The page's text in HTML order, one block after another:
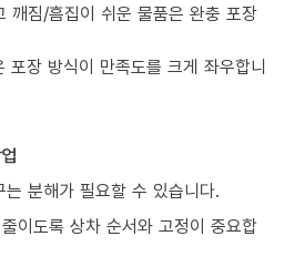
깨짐/흠집이 쉬운 물품은 완충 포장
포장 방식이 만족도를 크게 좌우합니
는 분해가 필요할 수 있습니다.
이도록 상차 순서와 고정이 중요합